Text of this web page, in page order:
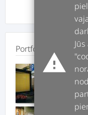
Portfolio
warning